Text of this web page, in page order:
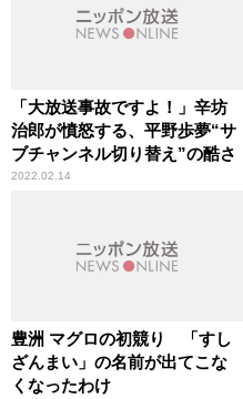
「大放送事故ですよ！」辛坊
治郎が憤怒する、平野歩夢“サ
ブチャンネル切り替え”の酷さ
2022.02.14
豊洲 マグロの初競り 「すし
ざんまい」の名前が出てこな
くなったわけ